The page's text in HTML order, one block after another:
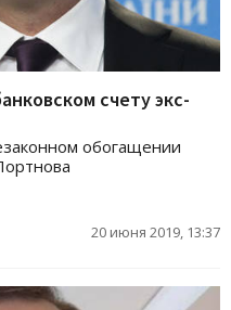
счету экс-
обогащении
20 июня 2019, 13:37